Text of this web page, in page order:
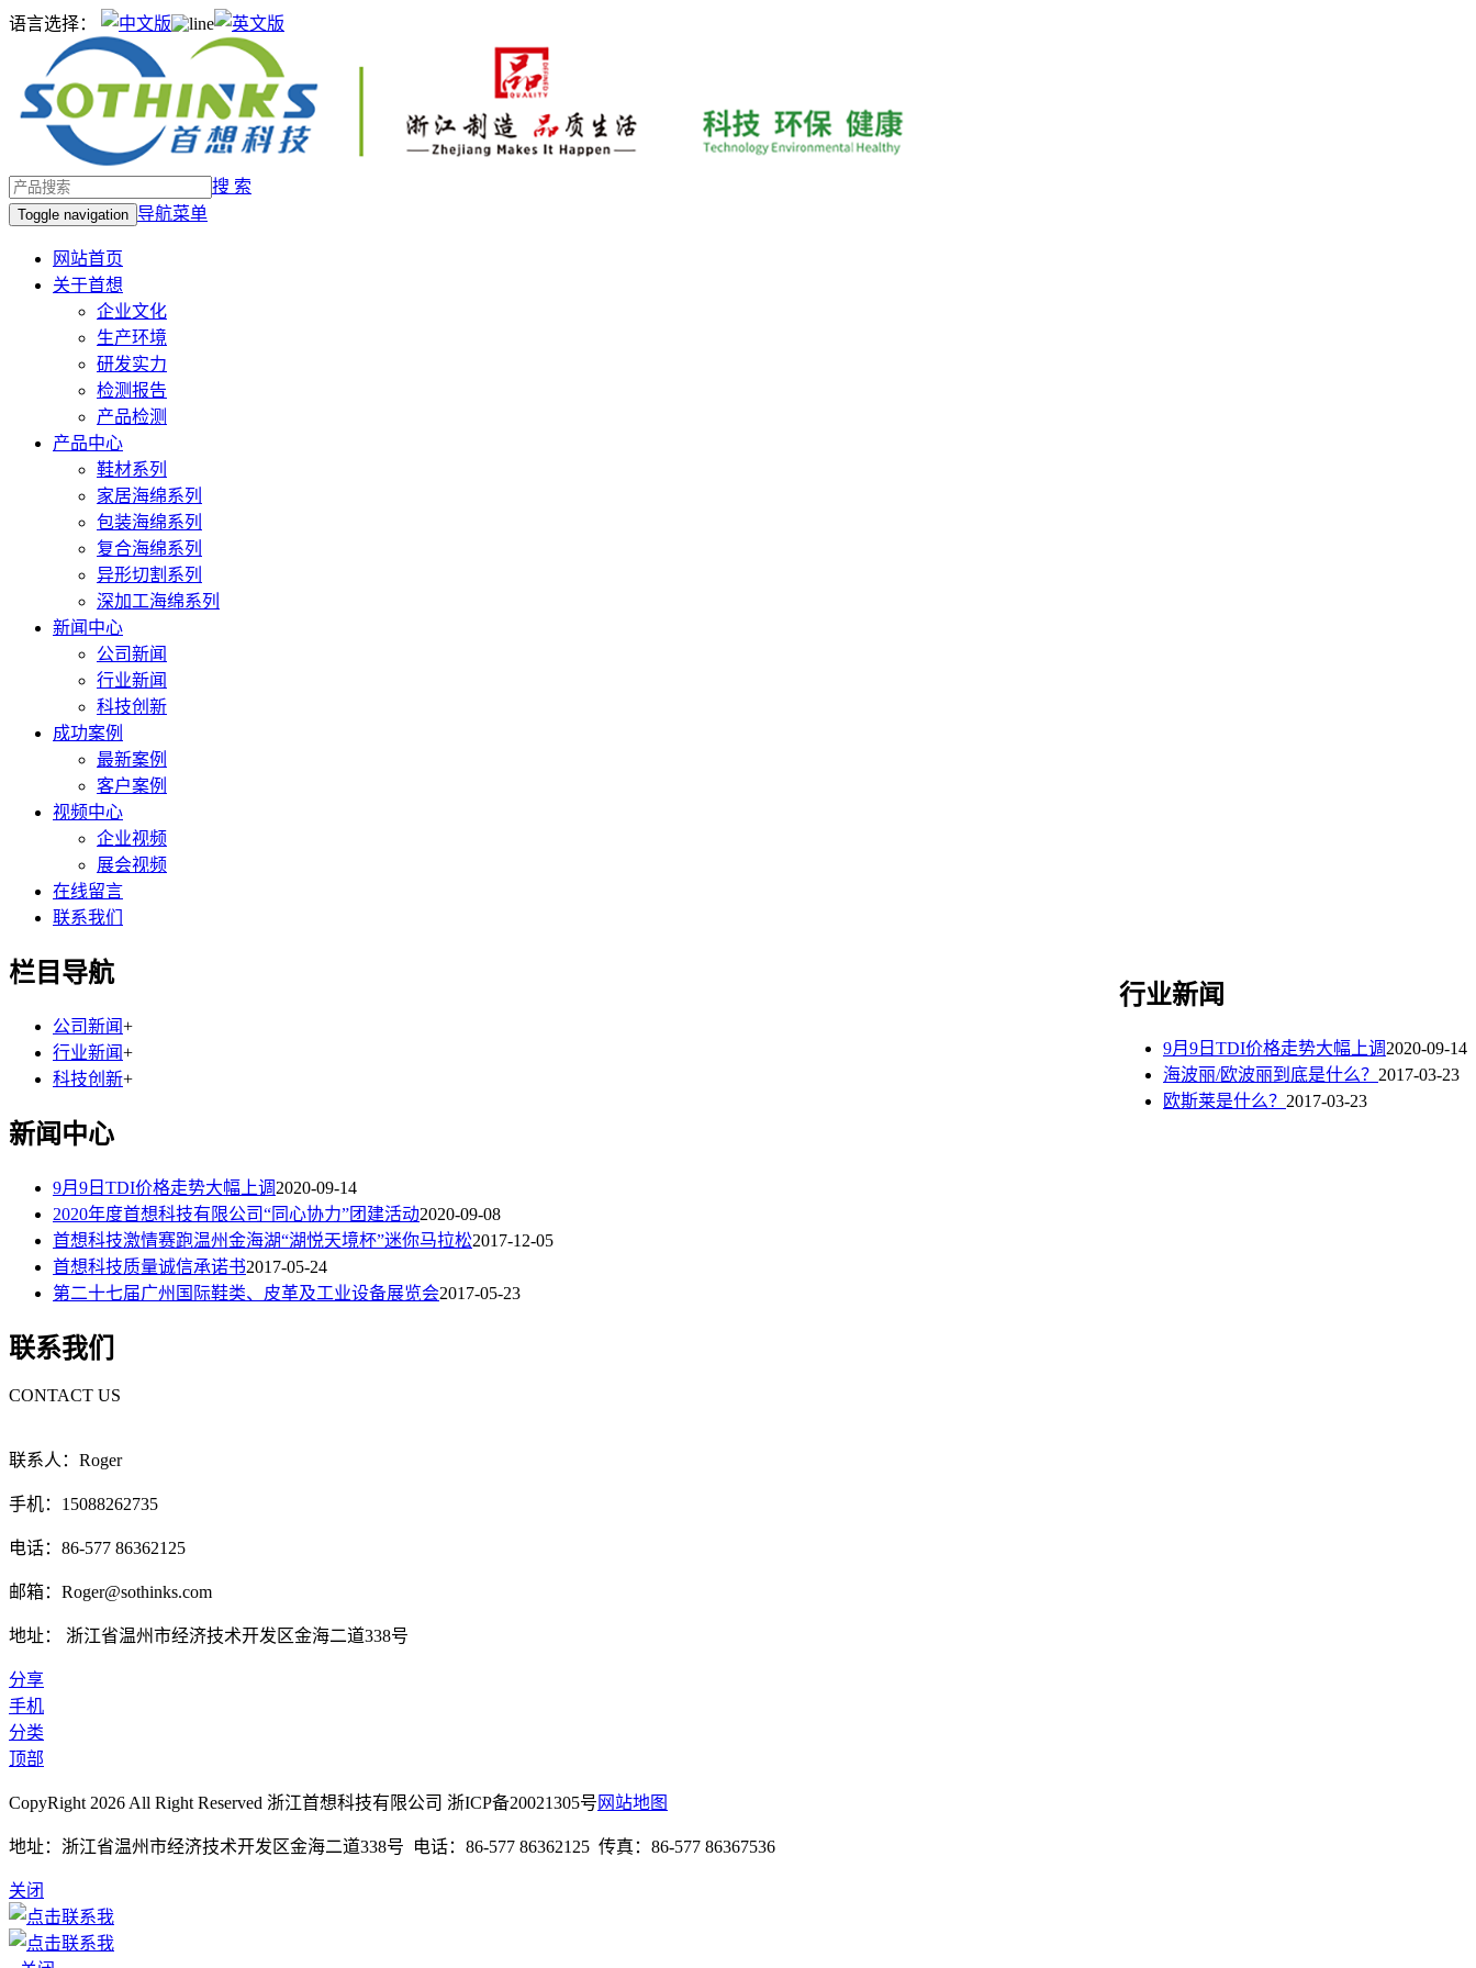
语言选择：
搜 索
Toggle navigation 导航菜单
网站首页
关于首想
企业文化
生产环境
研发实力
检测报告
产品检测
产品中心
鞋材系列
家居海绵系列
包装海绵系列
复合海绵系列
异形切割系列
深加工海绵系列
新闻中心
公司新闻
行业新闻
科技创新
成功案例
最新案例
客户案例
视频中心
企业视频
展会视频
在线留言
联系我们
行业新闻
9月9日TDI价格走势大幅上调 2020-09-14
海波丽/欧波丽到底是什么？ 2017-03-23
欧斯莱是什么？ 2017-03-23
栏目导航
公司新闻+
行业新闻+
科技创新+
新闻中心
9月9日TDI价格走势大幅上调 2020-09-14
2020年度首想科技有限公司“同心协力”团建活动2020-09-08
首想科技激情赛跑温州金海湖“湖悦天境杯”迷你马拉松2017-12-05
首想科技质量诚信承诺书2017-05-24
第二十七届广州国际鞋类、皮革及工业设备展览会2017-05-23
联系我们
CONTACT US
联系人：Roger
手机：15088262735
电话：86-577 86362125
邮箱：Roger@sothinks.com
地址： 浙江省温州市经济技术开发区金海二道338号
分享
手机
分类
顶部
CopyRight 2026 All Right Reserved 浙江首想科技有限公司 浙ICP备20021305号 网站地图
地址：浙江省温州市经济技术开发区金海二道338号 电话：86-577 86362125 传真：86-577 86367536
关闭